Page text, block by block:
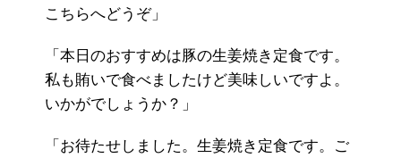
こちらへどうぞ」
「本日のおすすめは豚の生姜焼き定食です。
私も賄いで食べましたけど美味しいですよ。
いかがでしょうか？」
「お待たせしました。生姜焼き定食です。ご